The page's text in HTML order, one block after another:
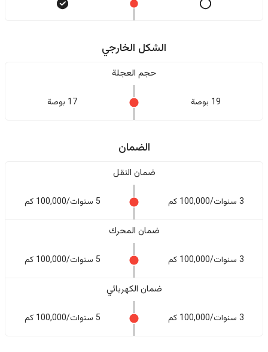
الشكل الخارجي
حجم العجلة
19 بوصة 17 بوصة
الضمان
ضمان النقل
3 سنوات/100,000 كم 5 سنوات/100,000 كم
ضمان المحرك
3 سنوات/100,000 كم 5 سنوات/100,000 كم
ضمان الكهربائي
3 سنوات/100,000 كم 5 سنوات/100,000 كم